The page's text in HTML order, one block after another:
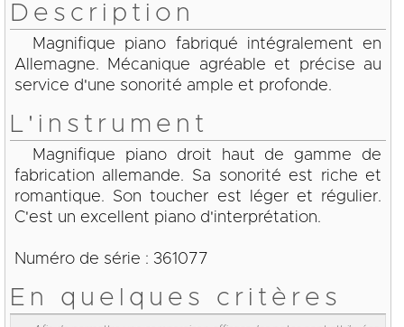
Description
Magnifique piano fabriqué intégralement en
Allemagne. Mécanique agréable et précise au
service d'une sonorité ample et profonde.
L'instrument
Magnifique piano droit haut de gamme de
fabrication allemande. Sa sonorité est riche et
romantique. Son toucher est léger et régulier.
C'est un excellent piano d'interprétation.
Numéro de série : 361077
En quelques critères